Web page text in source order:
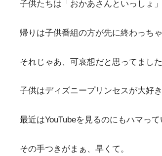
子供たちは「おかあさんといっしょ
帰りは子供番組の方が先に終わっち
それじゃあ、可哀想だと思ってまし
子供はディズニープリンセスが大好
最近はYouTubeを見るのにもハマっ
その手つきがまぁ、早くて。